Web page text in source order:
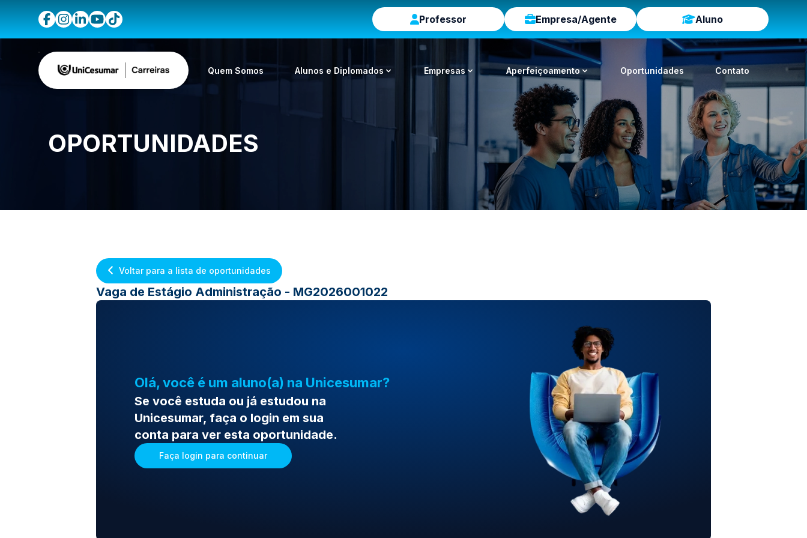
Professor Empresa/Agente Aluno
Quem Somos Alunos e Diplomados Empresas Aperfeiçoamento Oportunidades Contato
OPORTUNIDADES
Voltar para a lista de oportunidades
Vaga de Estágio Administração - MG2026001022
Olá, você é um aluno(a) na Unicesumar?
Se você estuda ou já estudou na
Unicesumar, faça o login em sua
conta para ver esta oportunidade.
Faça login para continuar